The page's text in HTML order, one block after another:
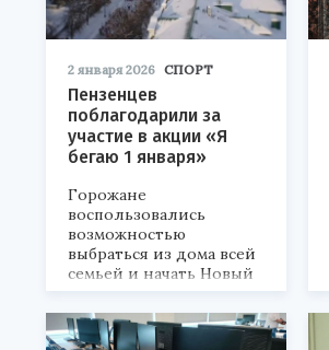
2 января 2026 СПОРТ
Пензенцев
поблагодарили за
участие в акции «Я
бегаю 1 января»
Горожане
воспользовались
возможностью
выбраться из дома всей
семьей и начать Новый
год осознанно.